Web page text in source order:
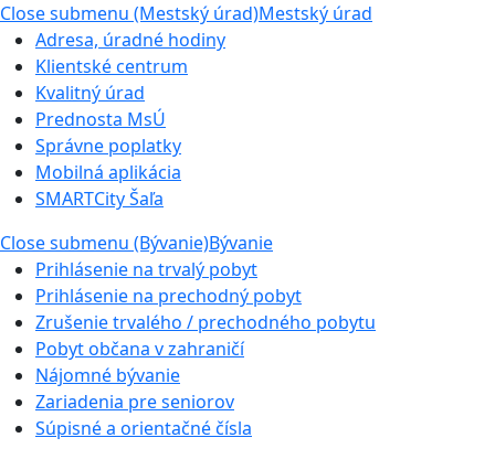
Close submenu (Mestský úrad)Mestský úrad
Adresa, úradné hodiny
Klientské centrum
Kvalitný úrad
Prednosta MsÚ
Správne poplatky
Mobilná aplikácia
SMARTCity Šaľa
Close submenu (Bývanie)Bývanie
Prihlásenie na trvalý pobyt
Prihlásenie na prechodný pobyt
Zrušenie trvalého / prechodného pobytu
Pobyt občana v zahraničí
Nájomné bývanie
Zariadenia pre seniorov
Súpisné a orientačné čísla